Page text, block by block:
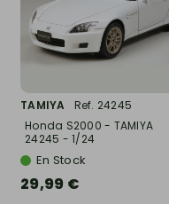
TAMIYA
Ref. 24245
Honda S2000 - TAMIYA
24245 - 1/24
En Stock
29,99 €